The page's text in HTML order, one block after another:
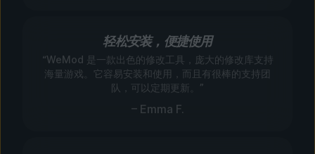
轻松安装，便捷使用
“WeMod 是一款出色的修改工具，庞大的修改库支持
海量游戏。它容易安装和使用，而且有很棒的支持团
队，可以定期更新。”
– Emma F.